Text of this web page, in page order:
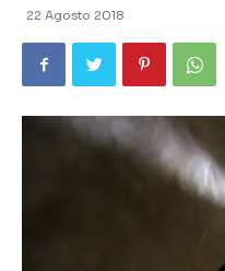
22 Agosto 2018